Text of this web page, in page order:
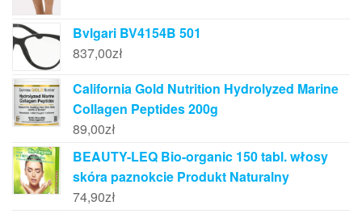
Bvlgari BV4154B 501
837,00zł
California Gold Nutrition Hydrolyzed Marine
Collagen Peptides 200g
89,00zł
BEAUTY-LEQ Bio-organic 150 tabl. włosy
skóra paznokcie Produkt Naturalny
74,90zł